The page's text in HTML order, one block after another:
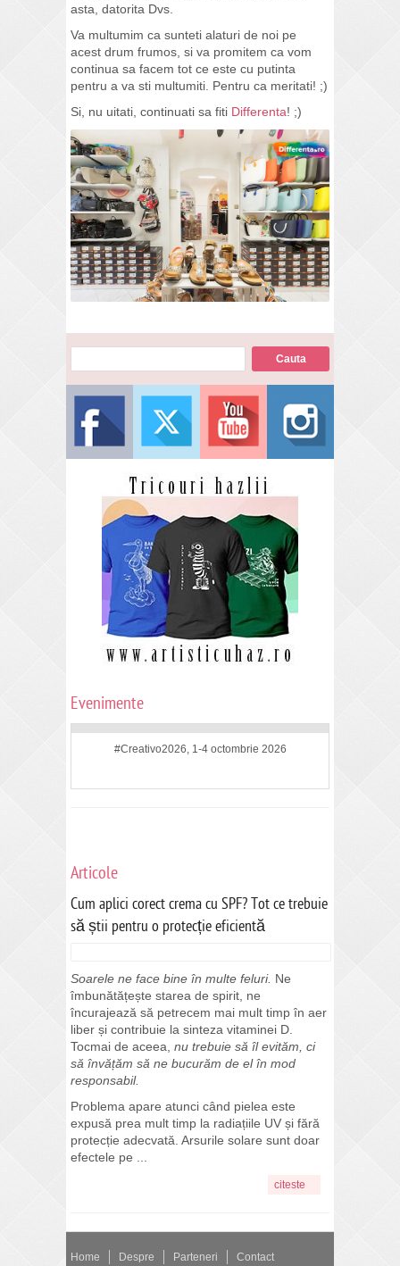
asta, datorita Dvs.
Va multumim ca sunteti alaturi de noi pe
acest drum frumos, si va promitem ca vom
continua sa facem tot ce este cu putinta
pentru a va sti multumiti. Pentru ca meritati! ;)
Si, nu uitati, continuati sa fiti Differenta! ;)
Evenimente
#Creativo2026, 1-4 octombrie 2026
Articole
Cum aplici corect crema cu SPF? Tot ce trebuie
să știi pentru o protecție eficientă
Soarele ne face bine în multe feluri. Ne
îmbunătățește starea de spirit, ne
încurajează să petrecem mai mult timp în aer
liber și contribuie la sinteza vitaminei D.
Tocmai de aceea, nu trebuie să îl evităm, ci
să învățăm să ne bucurăm de el în mod
responsabil.
Problema apare atunci când pielea este
expusă prea mult timp la radiațiile UV și fără
protecție adecvată. Arsurile solare sunt doar
efectele pe ...
citeste
Home Despre Parteneri Contact